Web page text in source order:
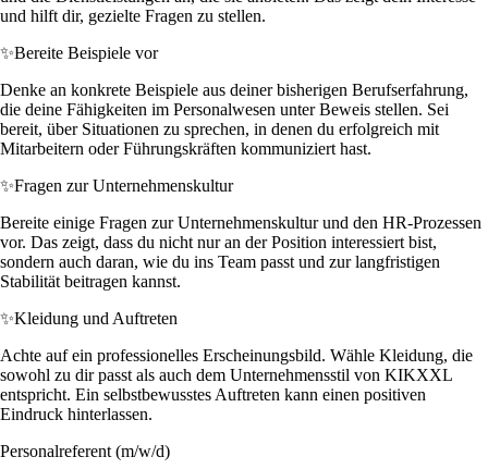
und hilft dir, gezielte Fragen zu stellen.
✨Bereite Beispiele vor
Denke an konkrete Beispiele aus deiner bisherigen Berufserfahrung,
die deine Fähigkeiten im Personalwesen unter Beweis stellen. Sei
bereit, über Situationen zu sprechen, in denen du erfolgreich mit
Mitarbeitern oder Führungskräften kommuniziert hast.
✨Fragen zur Unternehmenskultur
Bereite einige Fragen zur Unternehmenskultur und den HR-Prozessen
vor. Das zeigt, dass du nicht nur an der Position interessiert bist,
sondern auch daran, wie du ins Team passt und zur langfristigen
Stabilität beitragen kannst.
✨Kleidung und Auftreten
Achte auf ein professionelles Erscheinungsbild. Wähle Kleidung, die
sowohl zu dir passt als auch dem Unternehmensstil von KIKXXL
entspricht. Ein selbstbewusstes Auftreten kann einen positiven
Eindruck hinterlassen.
Personalreferent (m/w/d)